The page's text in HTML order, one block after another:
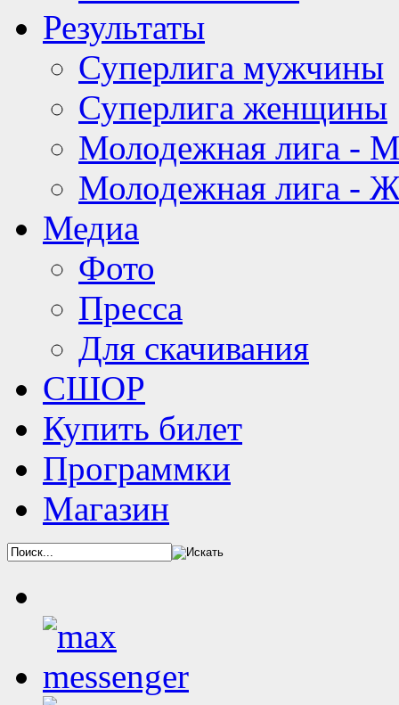
Результаты
Суперлига мужчины
Суперлига женщины
Молодежная лига -
Молодежная лига -
Медиа
Фото
Пресса
Для скачивания
СШОР
Купить билет
Программки
Магазин